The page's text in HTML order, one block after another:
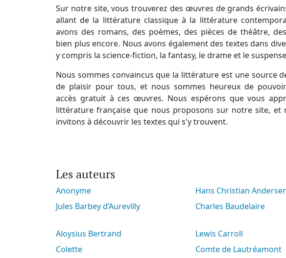
Sur notre site, vous trouverez des œuvres de grands
allant de la littérature classique à la littérature
avons des romans, des poèmes, des pièces de théâtre,
bien plus encore. Nous avons également des textes dans
y compris la science-fiction, la fantasy, le drame et le
Nous sommes convaincus que la littérature est une source
de plaisir pour tous, et nous sommes heureux de
accès gratuit à ces œuvres. Nous espérons que vous
littérature française que nous proposons sur notre site, et
invitons à découvrir les textes qui s'y trouvent.
Les auteurs
Anonyme Hans Christian
Jules Barbey d’Aurevilly
Charles Baudelaire
Aloysius Bertrand Lewis Carroll
Colette
Comte de Lautréamont